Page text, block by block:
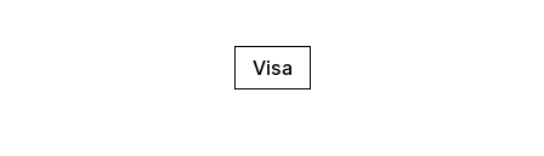
Visa